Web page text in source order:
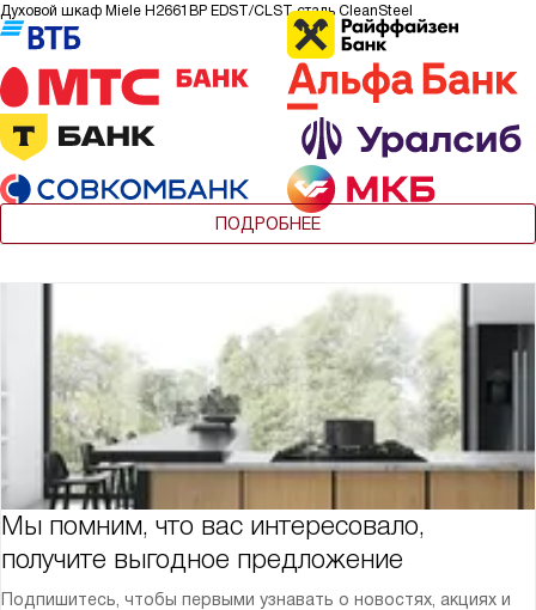
Духовой шкаф Miele H2661BP EDST/CLST сталь CleanSteel
ПОДРОБНЕЕ
Мы помним, что вас интересовало,
получите выгодное предложение
Подпишитесь, чтобы первыми узнавать о новостях, акциях и